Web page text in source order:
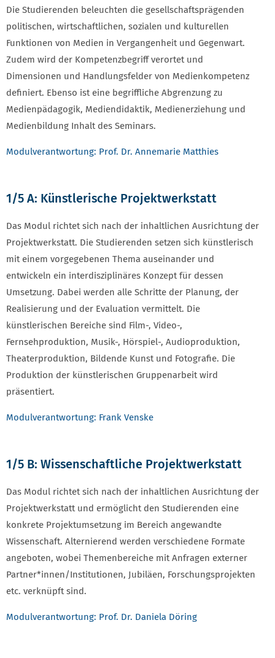
Die Studierenden beleuchten die gesellschaftsprägenden
politischen, wirtschaftlichen, sozialen und kulturellen
Funktionen von Medien in Vergangenheit und Gegenwart.
Zudem wird der Kompetenzbegriff verortet und
Dimensionen und Handlungsfelder von Medienkompetenz
definiert. Ebenso ist eine begriffliche Abgrenzung zu
Medienpädagogik, Mediendidaktik, Medienerziehung und
Medienbildung Inhalt des Seminars.
Modulverantwortung: Prof. Dr. Annemarie Matthies
1/5 A: Künstlerische Projektwerkstatt
Das Modul richtet sich nach der inhaltlichen Ausrichtung der
Projektwerkstatt. Die Studierenden setzen sich künstlerisch
mit einem vorgegebenen Thema auseinander und
entwickeln ein interdisziplinäres Konzept für dessen
Umsetzung. Dabei werden alle Schritte der Planung, der
Realisierung und der Evaluation vermittelt. Die
künstlerischen Bereiche sind Film-, Video-,
Fernsehproduktion, Musik-, Hörspiel-, Audioproduktion,
Theaterproduktion, Bildende Kunst und Fotografie. Die
Produktion der künstlerischen Gruppenarbeit wird
präsentiert.
Modulverantwortung: Frank Venske
1/5 B: Wissenschaftliche Projektwerkstatt
Das Modul richtet sich nach der inhaltlichen Ausrichtung der
Projektwerkstatt und ermöglicht den Studierenden eine
konkrete Projektumsetzung im Bereich angewandte
Wissenschaft. Alternierend werden verschiedene Formate
angeboten, wobei Themenbereiche mit Anfragen externer
Partner*innen/Institutionen, Jubiläen, Forschungsprojekten
etc. verknüpft sind.
Modulverantwortung: Prof. Dr. Daniela Döring